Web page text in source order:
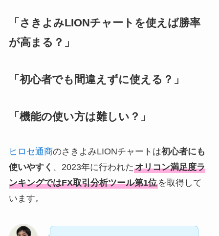
「さきよみLIONチャートを使えば勝率
が高まる？」
「初心者でも間違えずに使える？」
「機能の使い方は難しい？」
ヒロセ通商のさきよみLIONチャートは初心者にも
使いやすく 、2023年に行われたオリコン満足度ラ
ンキングではFX取引分析ツール第1位を取得して
います。